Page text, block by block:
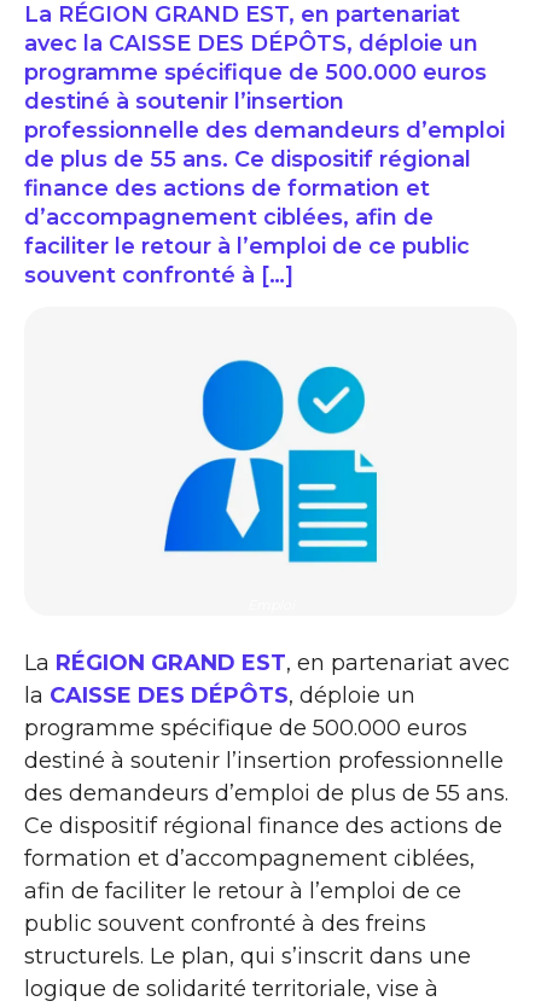
La RÉGION GRAND EST, en partenariat
avec la CAISSE DES DÉPÔTS, déploie un
programme spécifique de 500.000 euros
destiné à soutenir l’insertion
professionnelle des demandeurs d’emploi
de plus de 55 ans. Ce dispositif régional
finance des actions de formation et
d’accompagnement ciblées, afin de
faciliter le retour à l’emploi de ce public
souvent confronté à […]
La RÉGION GRAND EST, en partenariat avec
la CAISSE DES DÉPÔTS, déploie un
programme spécifique de 500.000 euros
destiné à soutenir l’insertion professionnelle
des demandeurs d’emploi de plus de 55 ans.
Ce dispositif régional finance des actions de
formation et d’accompagnement ciblées,
afin de faciliter le retour à l’emploi de ce
public souvent confronté à des freins
structurels. Le plan, qui s’inscrit dans une
logique de solidarité territoriale, vise à